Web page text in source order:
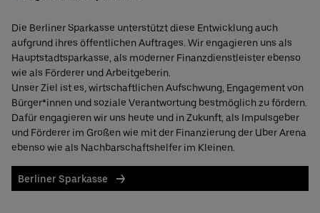
Die Berliner Sparkasse unterstützt diese Entwicklung auch
aufgrund ihres öffentlichen Auftrages. Wir engagieren uns als
Hauptstadtsparkasse, als moderner Finanzdienstleister ebenso
wie als Förderer und Arbeitgeberin.
Unser Ziel ist es, wirtschaftlichen Aufschwung, Engagement von
Bürger*innen und soziale Verantwortung bestmöglich zu fördern.
Dafür engagieren wir uns heute und in Zukunft, als Impulsgeber
und Förderer im Großen wie mit der Finanzierung der Uber Arena
ebenso wie als Nachbarschaftshelfer im Kleinen.
Berliner Sparkasse